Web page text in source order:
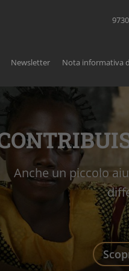
Newsletter Nota informativa
Anche un piccolo